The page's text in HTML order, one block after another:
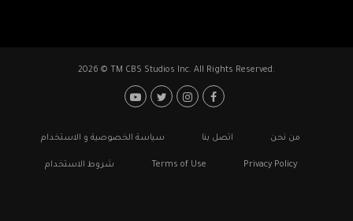
2026 © TM CBS Studios Inc. All Rights Reserved.
Footer: Social Media
Footerمن نحن اتصل بنا سياسة الخصوصية و الاستخدام
Privacy Policy
Terms of Use شروط الاستخدام